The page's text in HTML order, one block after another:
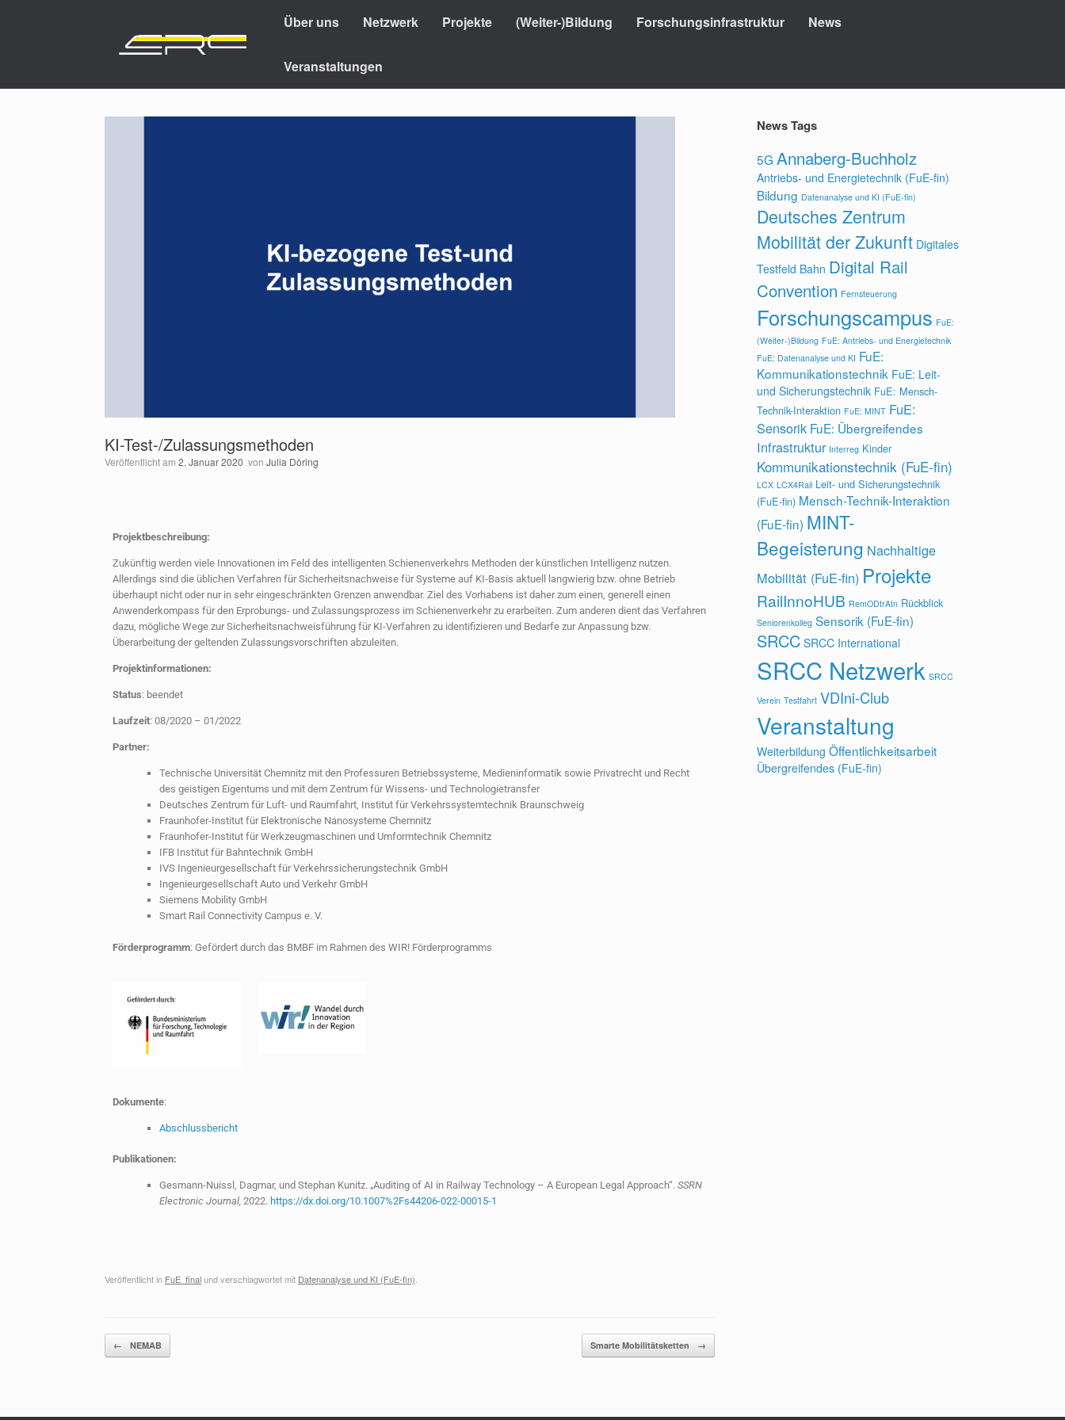
Über uns Netzwerk Projekte (Weiter-)Bildung Forschungsinfrastruktur News
Veranstaltungen
KI-Test-/Zulassungsmethoden
Veröffentlicht am 2. Januar 2020 von Julia Döring
Projektbeschreibung:
Zukünftig werden viele Innovationen im Feld des intelligenten Schienenverkehrs Methoden der künstlichen Intelligenz nutzen.
Allerdings sind die üblichen Verfahren für Sicherheitsnachweise für Systeme auf KI-Basis aktuell langwierig bzw. ohne Betrieb
überhaupt nicht oder nur in sehr eingeschränkten Grenzen anwendbar. Ziel des Vorhabens ist daher zum einen, generell einen
Anwenderkompass für den Erprobungs- und Zulassungsprozess im Schienenverkehr zu erarbeiten. Zum anderen dient das Verfahren
dazu, mögliche Wege zur Sicherheitsnachweisführung für KI-Verfahren zu identifizieren und Bedarfe zur Anpassung bzw.
Überarbeitung der geltenden Zulassungsvorschriften abzuleiten.
Projektinformationen:
Status: beendet
Laufzeit: 08/2020 – 01/2022
Partner:
Technische Universität Chemnitz mit den Professuren Betriebssysteme, Medieninformatik sowie Privatrecht und Recht
des geistigen Eigentums und mit dem Zentrum für Wissens- und Technologietransfer
Deutsches Zentrum für Luft- und Raumfahrt, Institut für Verkehrssystemtechnik Braunschweig
Fraunhofer-Institut für Elektronische Nanosysteme Chemnitz
Fraunhofer-Institut für Werkzeugmaschinen und Umformtechnik Chemnitz
IFB Institut für Bahntechnik GmbH
IVS Ingenieurgesellschaft für Verkehrssicherungstechnik GmbH
Ingenieurgesellschaft Auto und Verkehr GmbH
Siemens Mobility GmbH
Smart Rail Connectivity Campus e. V.
Förderprogramm: Gefördert durch das BMBF im Rahmen des WIR! Förderprogramms
Dokumente:
Abschlussbericht
Publikationen:
Gesmann-Nuissl, Dagmar, und Stephan Kunitz. „Auditing of AI in Railway Technology – A European Legal Approach“. SSRN
Electronic Journal, 2022. https://dx.doi.org/10.1007%2Fs44206-022-00015-1
Veröffentlicht in FuE_finalund verschlagwortet mit Datenanalyse und KI (FuE-fin)
Beitragsnavigation
← NEMAB Smarte Mobilitätsketten →
News Tags
5G Annaberg-Buchholz
Antriebs- und Energietechnik (FuE-fin)
Bildung Datenanalyse und KI (FuE-fin)
Deutsches Zentrum
Mobilität der Zukunft Digitales
Testfeld Bahn Digital Rail
Convention Fernsteuerung
Forschungscampus FuE:
(Weiter-)Bildung FuE: Antriebs- und Energietechnik
FuE: Datenanalyse und KI FuE:
Kommunikationstechnik FuE: Leit-
und Sicherungstechnik FuE: Mensch-
Technik-Interaktion FuE: MINT FuE:
Sensorik FuE: Übergreifendes
Infrastruktur Interreg Kinder
Kommunikationstechnik (FuE-fin)
LCX LCX4Rail Leit- und Sicherungstechnik
(FuE-fin) Mensch-Technik-Interaktion
(FuE-fin) MINT-
Begeisterung Nachhaltige
Mobilität (FuE-fin) Projekte
RailInnoHUB RemODtrAIn Rückblick
Seniorenkolleg Sensorik (FuE-fin)
SRCC SRCC International
SRCC Netzwerk SRCC
Verein Testfahrt VDIni-Club
Veranstaltung
Weiterbildung Öffentlichkeitsarbeit
Übergreifendes (FuE-fin)